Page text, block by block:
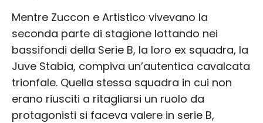
Mentre Zuccon e Artistico vivevano la
seconda parte di stagione lottando nei
bassifondi della Serie B, la loro ex squadra, la
Juve Stabia, compiva un’autentica cavalcata
trionfale. Quella stessa squadra in cui non
erano riusciti a ritagliarsi un ruolo da
protagonisti si faceva valere in serie B,